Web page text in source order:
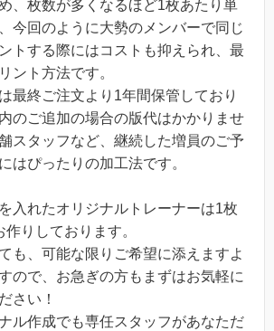
、枚数が多くなるほど1枚あたり単
今回のように大勢のメンバーで同じ
トする際にはコストも抑えられ、最
ント方法です。
最終ご注文より1年間保管しており
のご追加の場合の版代はかかりませ
スタッフなど、継続した増員のご予
はぴったりの加工法です。
入れたオリジナルトレーナーは1枚
りしております。
も、可能な限りご希望に添えますよ
ので、お急ぎの方もまずはお気軽に
さい！
ル作成でも専任スタッフがあなただ